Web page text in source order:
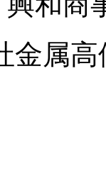
金属高